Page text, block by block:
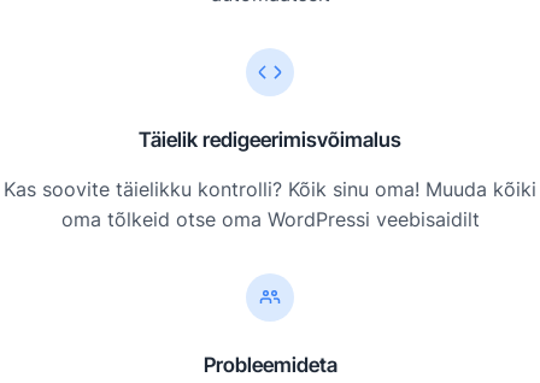
Täielik redigeerimisvõimalus
Kas soovite täielikku kontrolli? Kõik sinu oma! Muuda kõiki
oma tõlkeid otse oma WordPressi veebisaidilt
Probleemideta